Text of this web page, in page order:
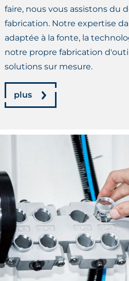
faire, nous vous assistons du
fabrication. Notre expertise
adaptée à la fonte, la
notre propre fabrication
solutions sur mesure.
plus